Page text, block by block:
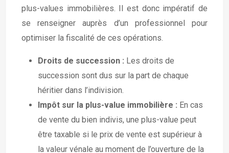
plus-values immobilières. Il est donc impératif de
se renseigner auprès d’un professionnel pour
optimiser la fiscalité de ces opérations.
Droits de succession : Les droits de
succession sont dus sur la part de chaque
héritier dans l’indivision.
Impôt sur la plus-value immobilière : En cas
de vente du bien indivis, une plus-value peut
être taxable si le prix de vente est supérieur à
la valeur vénale au moment de l’ouverture de la